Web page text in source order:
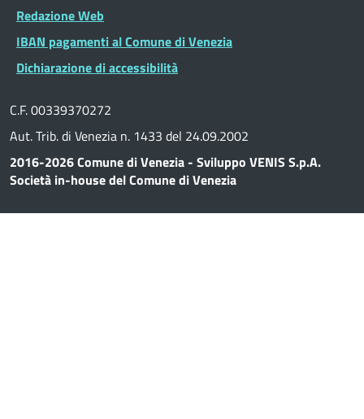
Redazione Web
IBAN pagamenti al Comune di Venezia
Dichiarazione di accessibilità
C.F. 00339370272
Aut. Trib. di Venezia n. 1433 del 24.09.2002
2016-2026 Comune di Venezia - Sviluppo VENIS S.p.A.
Società in-house del Comune di Venezia